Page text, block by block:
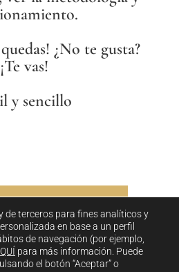
quedas! ¿No te gusta?
¡Te vas!
y sencillo
de terceros para fines analíticos y
en base a un perfil
de navegación (por ejemplo,
para más información. Puede
el botón “Aceptar” o